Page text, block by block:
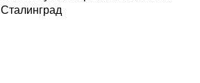
Сталинград